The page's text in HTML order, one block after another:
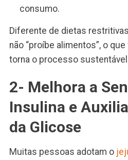
consumo.
Diferente de dietas
não “proíbe alimentos”, o
torna o processo sustentável
2- Melhora a
Insulina e
da Glicose
Muitas pessoas adotam o